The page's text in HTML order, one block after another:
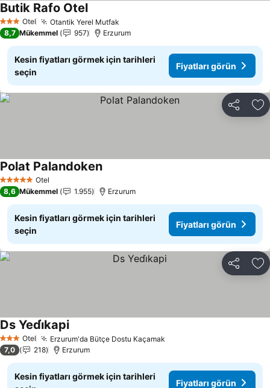
3 YıldızOtel Otantik Yerel Mutfak
Butik Rafo Otel
8,7 Mükemmel 957 Erzurum
Kesin fiyatları görmek için tarihleri
seçin
Fiyatları görün
Paylaş
5 Yıldız Otel
Polat Palandoken
8,6 Mükemmel 1.955 Erzurum
Kesin fiyatları görmek için tarihleri
seçin
Fiyatları görün
Paylaş
3 YıldızOtel Erzurum'da Bütçe Dostu Kaçamak
Ds Yedi̇kapi
7,0 218 Erzurum
Kesin fiyatları görmek için tarihleri
Fiyatları görün